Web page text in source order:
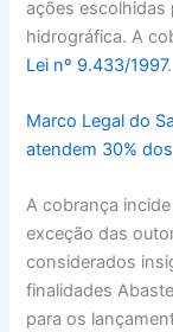
ações escolhidas
hidrográfica. A
Lei nº 9.433/1997.
Marco Legal do
atendem 30%
A cobrança
exceção das
considerados
finalidades
para os